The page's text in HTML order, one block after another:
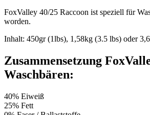
FoxValley 40/25 Raccoon ist speziell für
worden.
Inhalt: 450gr (1lbs), 1,58kg (3.5 lbs) oder
Zusammensetzung
Waschbären:
40% Eiweiß
25% Fett